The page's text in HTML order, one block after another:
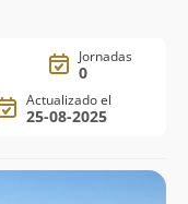
Jornadas
0
Actualizado el
25-08-2025